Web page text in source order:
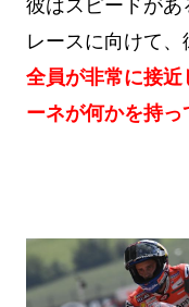
彼はスピードがあ
レースに向けて、
全員が非常に接近
ーネが何かを持っ